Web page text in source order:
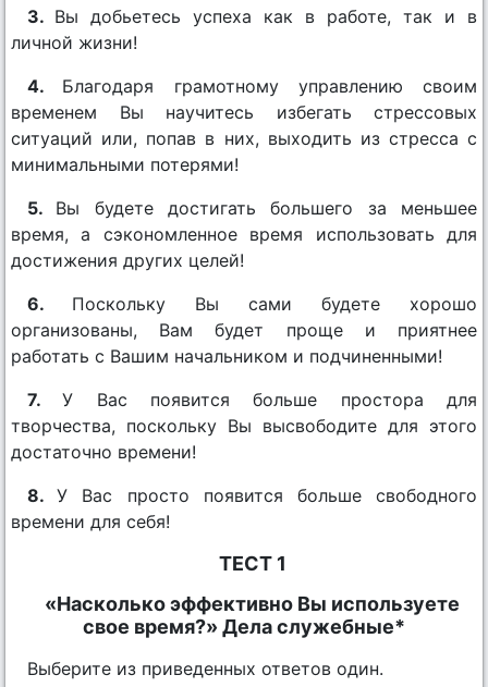
3. Вы добьетесь успеха как в работе, так и в
личной жизни!
4. Благодаря грамотному управлению своим
временем Вы научитесь избегать стрессовых
ситуаций или, попав в них, выходить из стресса с
минимальными потерями!
5. Вы будете достигать большего за меньшее
время, а сэкономленное время использовать для
достижения других целей!
6. Поскольку Вы сами будете хорошо
организованы, Вам будет проще и приятнее
работать с Вашим начальником и подчиненными!
7.У Вас появится больше простора для
творчества, поскольку Вы высвободите для этого
достаточно времени!
8.У Вас просто появится больше свободного
времени для себя!
ТЕСТ 1
«Насколько эффективно Вы используете
свое время?» Дела служебные*
Выберите из приведенных ответов один.